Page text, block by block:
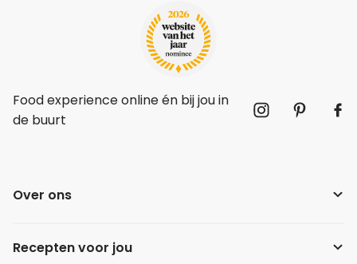
Food experience online én bij jou in
de buurt
Over ons
Recepten voor jou